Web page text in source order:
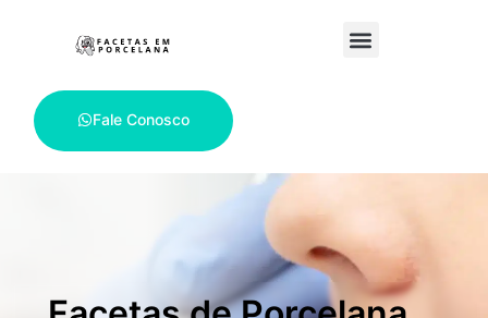
Fale Conosco